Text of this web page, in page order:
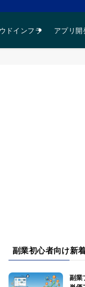
ガイド｜初心者・未経験の
ドインフラ アプリ開
副業初心者向け新
副業